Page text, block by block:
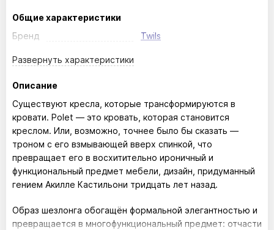
Общие характеристики
Бренд
Twils
Развернуть характеристики
Описание
Существуют кресла, которые трансформируются в
кровати. Polet — это кровать, которая становится
креслом. Или, возможно, точнее было бы сказать —
троном с его взмывающей вверх спинкой, что
превращает его в восхитительно ироничный и
функциональный предмет мебели, дизайн, придуманный
гением Акилле Кастильони тридцать лет назад.
Образ шезлонга обогащён формальной элегантностью и
превращается в многофункциональный предмет: отчасти